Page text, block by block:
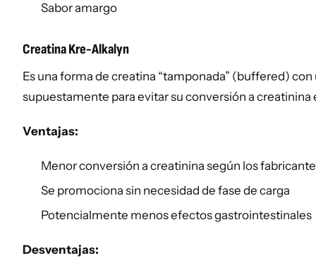
Sabor amargo
Creatina Kre-Alkalyn
Es una forma de creatina “tamponada” (buffered) con
supuestamente para evitar su conversión a creatinina
Ventajas:
Menor conversión a creatinina según los
Se promociona sin necesidad de fase de carga
Potencialmente menos efectos gastrointestinales
Desventajas: